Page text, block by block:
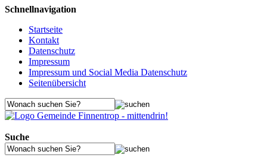
Schnellnavigation
Startseite
Kontakt
Datenschutz
Impressum
Impressum und Social Media Datenschutz
Seitenübersicht
Suche